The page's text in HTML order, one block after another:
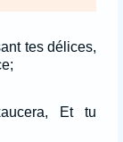
tes délices,
Et tu